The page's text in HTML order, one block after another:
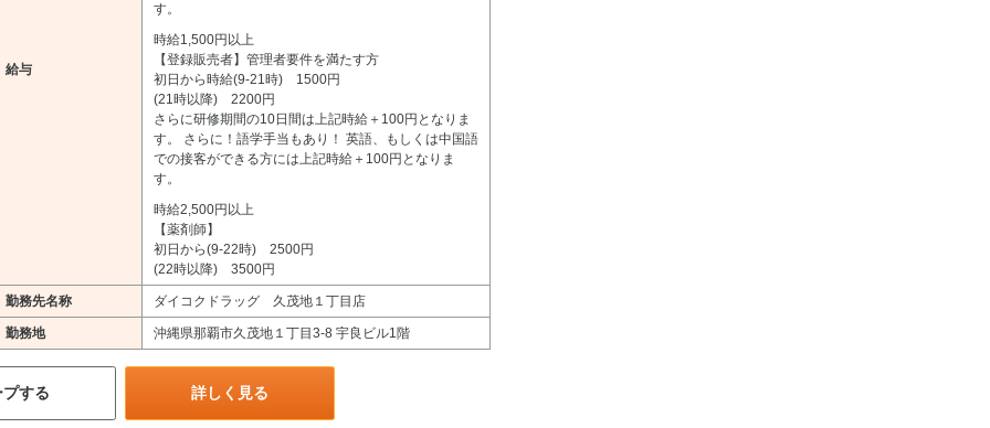
給与
す。
時給1,500円以上
【登録販売者】管理者要件を満たす方
初日から時給(9-21時) 1500円
(21時以降) 2200円
さらに研修期間の10日間は上記時給＋100円となりま
す。 さらに！語学手当もあり！ 英語、もしくは中国語
での接客ができる方には上記時給＋100円となりま
す。
時給2,500円以上
【薬剤師】
初日から(9-22時) 2500円
(22時以降) 3500円
勤務先名称 ダイコクドラッグ 久茂地１丁目店
勤務地 沖縄県那覇市久茂地１丁目3-8 宇良ビル1階
する 詳しく見る